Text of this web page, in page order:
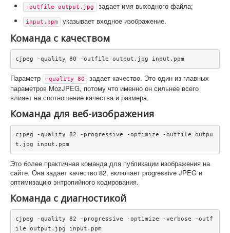
-outfile output.jpg задает имя выходного файла;
input.ppm указывает входное изображение.
Команда с качеством
cjpeg -quality 80 -outfile output.jpg input.ppm
Параметр -quality 80
задает качество. Это один из главных
параметров MozJPEG, потому что именно он сильнее всего
влияет на соотношение качества и размера.
Команда для веб-изображения
cjpeg -quality 82 -progressive -optimize -outfile outpu
t.jpg input.ppm
Это более практичная команда для публикации изображения на
сайте. Она задает качество 82, включает progressive JPEG и
оптимизацию энтропийного кодирования.
Команда с диагностикой
cjpeg -quality 82 -progressive -optimize -verbose -outf
ile output.jpg input.ppm